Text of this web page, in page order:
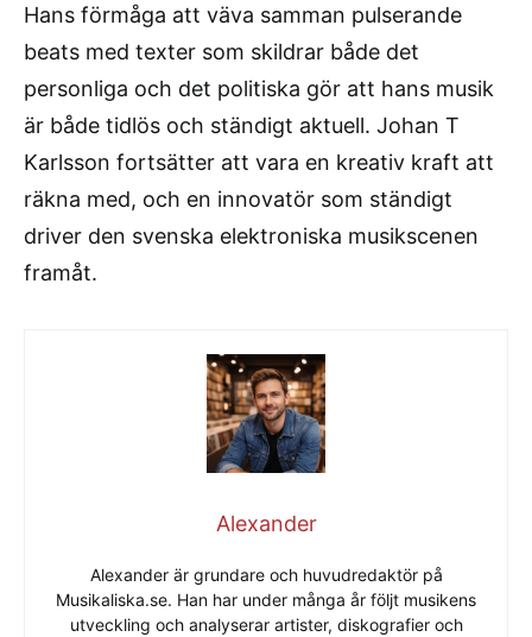
Hans förmåga att väva samman pulserande
beats med texter som skildrar både det
personliga och det politiska gör att hans musik
är både tidlös och ständigt aktuell. Johan T
Karlsson fortsätter att vara en kreativ kraft att
räkna med, och en innovatör som ständigt
driver den svenska elektroniska musikscenen
framåt.
Alexander
Alexander är grundare och huvudredaktör på
Musikaliska.se. Han har under många år följt musikens
utveckling och analyserar artister, diskografier och